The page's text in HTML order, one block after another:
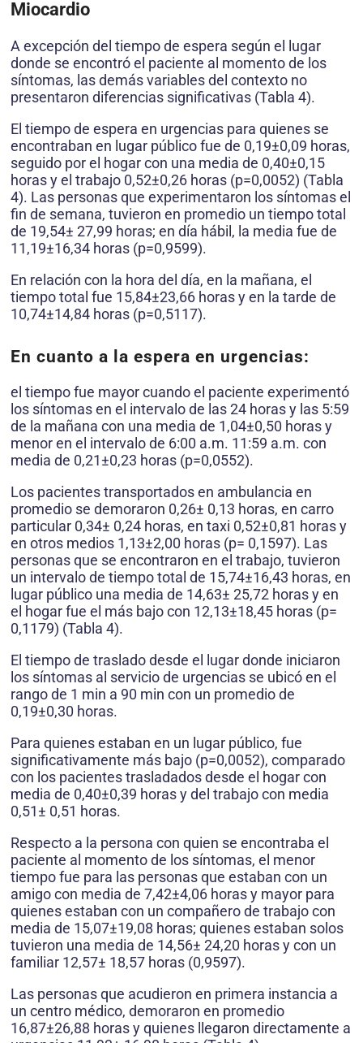
Miocardio
A excepción del tiempo de espera según el lugar
donde se encontró el paciente al momento de los
síntomas, las demás variables del contexto no
presentaron diferencias significativas (Tabla 4).
El tiempo de espera en urgencias para quienes se
encontraban en lugar público fue de 0,19±0,09 horas,
seguido por el hogar con una media de 0,40±0,15
horas y el trabajo 0,52±0,26 horas (p=0,0052) (Tabla
4). Las personas que experimentaron los síntomas el
fin de semana, tuvieron en promedio un tiempo total
de 19,54± 27,99 horas; en día hábil, la media fue de
11,19±16,34 horas (p=0,9599).
En relación con la hora del día, en la mañana, el
tiempo total fue 15,84±23,66 horas y en la tarde de
10,74±14,84 horas (p=0,5117).
En cuanto a la espera en urgencias:
el tiempo fue mayor cuando el paciente experimentó
los síntomas en el intervalo de las 24 horas y las 5:59
de la mañana con una media de 1,04±0,50 horas y
menor en el intervalo de 6:00 a.m. 11:59 a.m. con
media de 0,21±0,23 horas (p=0,0552).
Los pacientes transportados en ambulancia en
promedio se demoraron 0,26± 0,13 horas, en carro
particular 0,34± 0,24 horas, en taxi 0,52±0,81 horas y
en otros medios 1,13±2,00 horas (p= 0,1597). Las
personas que se encontraron en el trabajo, tuvieron
un intervalo de tiempo total de 15,74±16,43 horas, en
lugar público una media de 14,63± 25,72 horas y en
el hogar fue el más bajo con 12,13±18,45 horas (p=
0,1179) (Tabla 4).
El tiempo de traslado desde el lugar donde iniciaron
los síntomas al servicio de urgencias se ubicó en el
rango de 1 min a 90 min con un promedio de
0,19±0,30 horas.
Para quienes estaban en un lugar público, fue
significativamente más bajo (p=0,0052), comparado
con los pacientes trasladados desde el hogar con
media de 0,40±0,39 horas y del trabajo con media
0,51± 0,51 horas.
Respecto a la persona con quien se encontraba el
paciente al momento de los síntomas, el menor
tiempo fue para las personas que estaban con un
amigo con media de 7,42±4,06 horas y mayor para
quienes estaban con un compañero de trabajo con
media de 15,07±19,08 horas; quienes estaban solos
tuvieron una media de 14,56± 24,20 horas y con un
familiar 12,57± 18,57 horas (0,9597).
Las personas que acudieron en primera instancia a
un centro médico, demoraron en promedio
16,87±26,88 horas y quienes llegaron directamente a